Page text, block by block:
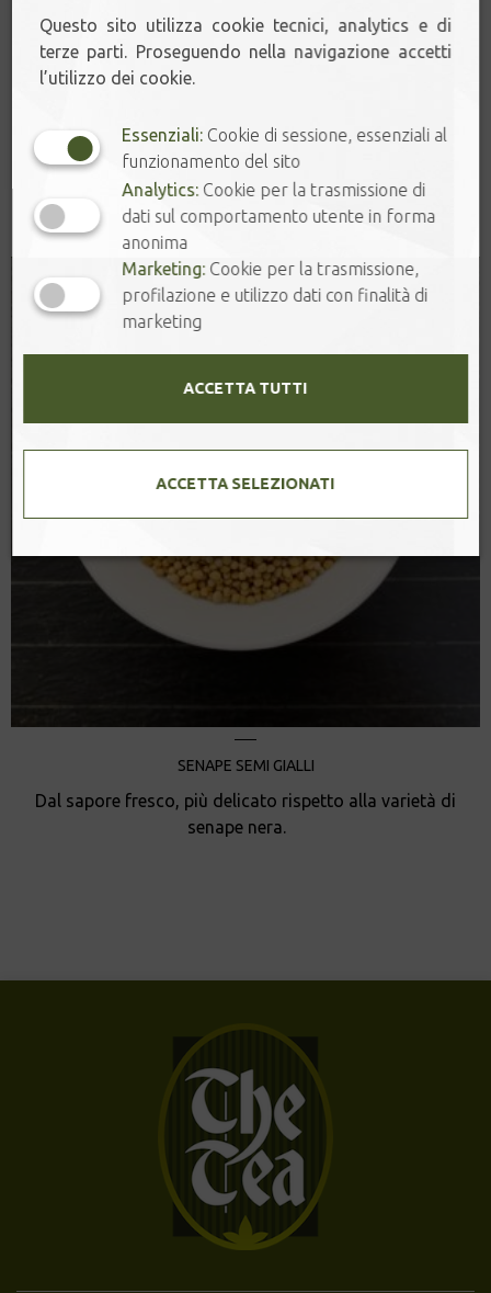
Aggiungi al carrello
Prodotti correlati
SENAPE SEMI GIALLI
Dal sapore fresco, più delicato rispetto alla varietà di
senape nera.
Questo sito utilizza cookie tecnici, analytics e di
terze parti. Proseguendo nella navigazione accetti
l’utilizzo dei cookie.
Essenziali: Cookie di sessione, essenziali al
funzionamento del sito
Analytics: Cookie per la trasmissione di
dati sul comportamento utente in forma
anonima
Marketing: Cookie per la trasmissione,
profilazione e utilizzo dati con finalità di
marketing
ACCETTA TUTTI
ACCETTA SELEZIONATI